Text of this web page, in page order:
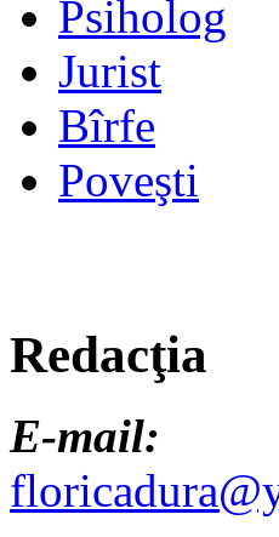
Psiholog
Jurist
Bîrfe
Poveşti
Redacţia
E-mail: